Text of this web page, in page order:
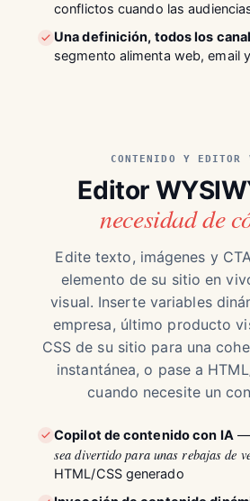
conflictos cuando las
Una definición, todos los
segmento alimenta web, email
CONTENIDO Y EDITOR
Editor
necesidad de
Edite texto, imágenes y
elemento de su sitio en
visual. Inserte variables
empresa, último producto
CSS de su sitio para una
instantánea, o pase a
cuando necesite un
Copilot de contenido con IA—
sea divertido para unas rebajas de
HTML/CSS generado